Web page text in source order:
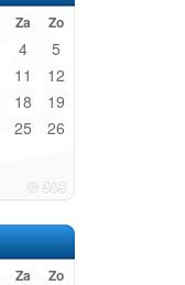
Za Zo
4 5
11 12
18 19
25 26
Za Zo